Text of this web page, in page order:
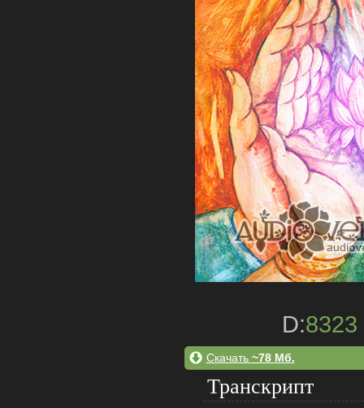
D:8323
Скачать ~78 Мб.
Транскрипт